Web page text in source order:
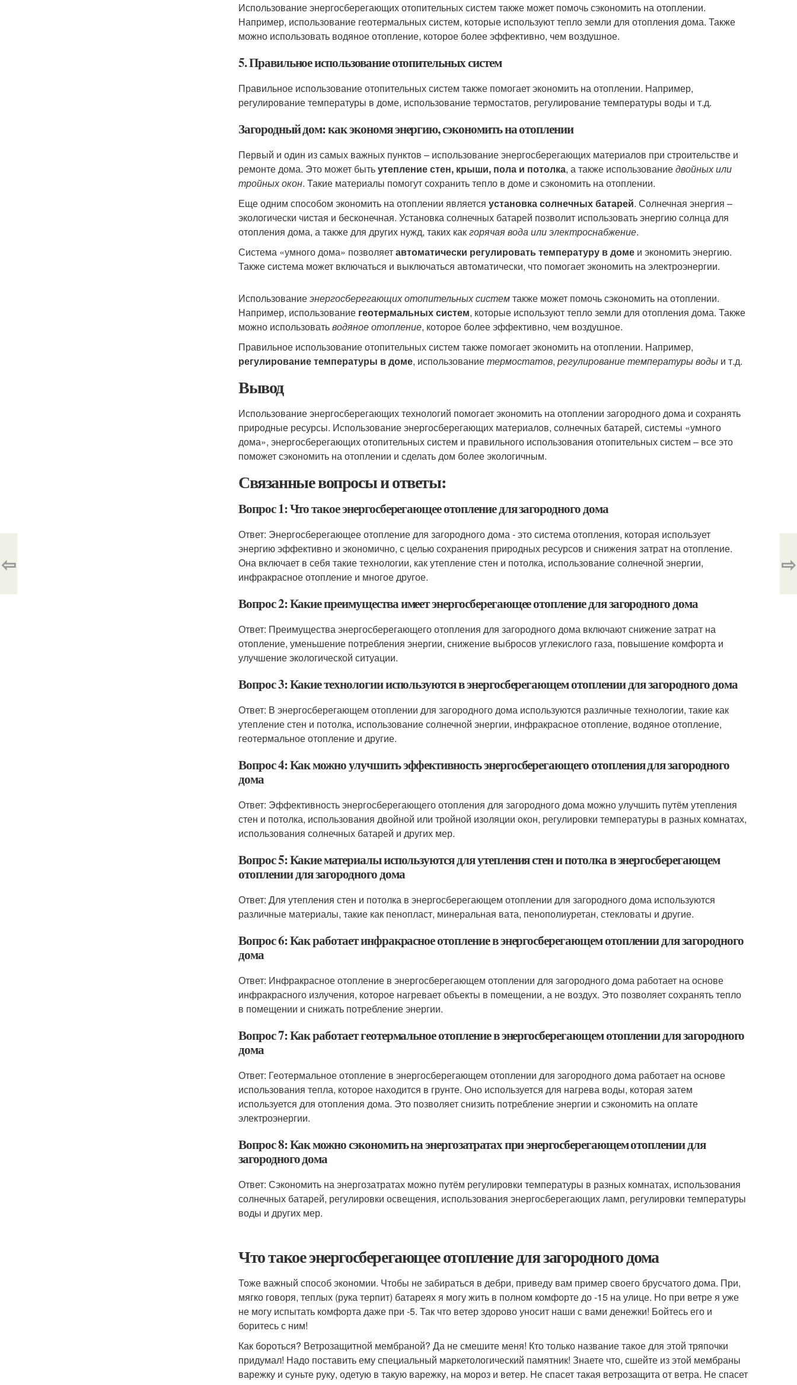
Использование энергосберегающих отопительных систем также может помочь сэкономить на отоплении.
Например, использование геотермальных систем, которые используют тепло земли для отопления дома. Также
можно использовать водяное отопление, которое более эффективно, чем воздушное.
5. Правильное использование отопительных систем
Правильное использование отопительных систем также помогает экономить на отоплении. Например,
регулирование температуры в доме, использование термостатов, регулирование температуры воды и т.д.
Загородный дом: как экономя энергию, сэкономить на отоплении
Первый и один из самых важных пунктов – использование энергосберегающих материалов при строительстве и
ремонте дома. Это может бытьутепление стен, крыши, пола и потолка, а также использованиедвойных или
тройных окон. Такие материалы помогут сохранить тепло в доме и сэкономить на отоплении.
Еще одним способом экономить на отоплении является установка солнечных батарей. Солнечная энергия –
экологически чистая и бесконечная. Установка солнечных батарей позволит использовать энергию солнца для
отопления дома, а также для других нужд, таких какгорячая вода или электроснабжение.
Система «умного дома» позволяетавтоматически регулировать температуру в доме и экономить энергию.
Также система может включаться и выключаться автоматически, что помогает экономить на электроэнергии.
Использованиеэнергосберегающих отопительных системтакже может помочь сэкономить на отоплении.
Например, использование геотермальных систем, которые используют тепло земли для отопления дома. Также
можно использоватьводяное отопление, которое более эффективно, чем воздушное.
Правильное использование отопительных систем также помогает экономить на отоплении. Например,
регулирование температуры в доме, использованиетермостатов, регулирование температуры воды и т.д.
Вывод
Использование энергосберегающих технологий помогает экономить на отоплении загородного дома и сохранять
природные ресурсы. Использование энергосберегающих материалов, солнечных батарей, системы «умного
дома», энергосберегающих отопительных систем и правильного использования отопительных систем – все это
поможет сэкономить на отоплении и сделать дом более экологичным.
Связанные вопросы и ответы:
Вопрос 1: Что такое энергосберегающее отопление для загородного дома
Ответ: Энергосберегающее отопление для загородного дома - это система отопления, которая использует
энергию эффективно и экономично, с целью сохранения природных ресурсов и снижения затрат на отопление.
Она включает в себя такие технологии, как утепление стен и потолка, использование солнечной энергии,
инфракрасное отопление и многое другое.
Вопрос 2: Какие преимущества имеет энергосберегающее отопление для загородного дома
Ответ: Преимущества энергосберегающего отопления для загородного дома включают снижение затрат на
отопление, уменьшение потребления энергии, снижение выбросов углекислого газа, повышение комфорта и
улучшение экологической ситуации.
Вопрос 3: Какие технологии используются в энергосберегающем отоплении для загородного дома
Ответ: В энергосберегающем отоплении для загородного дома используются различные технологии, такие как
утепление стен и потолка, использование солнечной энергии, инфракрасное отопление, водяное отопление,
геотермальное отопление и другие.
Вопрос 4: Как можно улучшить эффективность энергосберегающего отопления для загородного
дома
Ответ: Эффективность энергосберегающего отопления для загородного дома можно улучшить путём утепления
стен и потолка, использования двойной или тройной изоляции окон, регулировки температуры в разных комнатах,
использования солнечных батарей и других мер.
Вопрос 5: Какие материалы используются для утепления стен и потолка в энергосберегающем
отоплении для загородного дома
Ответ: Для утепления стен и потолка в энергосберегающем отоплении для загородного дома используются
различные материалы, такие как пенопласт, минеральная вата, пенополиуретан, стекловаты и другие.
Вопрос 6: Как работает инфракрасное отопление в энергосберегающем отоплении для загородного
дома
Ответ: Инфракрасное отопление в энергосберегающем отоплении для загородного дома работает на основе
инфракрасного излучения, которое нагревает объекты в помещении, а не воздух. Это позволяет сохранять тепло
в помещении и снижать потребление энергии.
Вопрос 7: Как работает геотермальное отопление в энергосберегающем отоплении для загородного
дома
Ответ: Геотермальное отопление в энергосберегающем отоплении для загородного дома работает на основе
использования тепла, которое находится в грунте. Оно используется для нагрева воды, которая затем
используется для отопления дома. Это позволяет снизить потребление энергии и сэкономить на оплате
электроэнергии.
Вопрос 8: Как можно сэкономить на энергозатратах при энергосберегающем отоплении для
загородного дома
Ответ: Сэкономить на энергозатратах можно путём регулировки температуры в разных комнатах, использования
солнечных батарей, регулировки освещения, использования энергосберегающих ламп, регулировки температуры
воды и других мер.
Что такое энергосберегающее отопление для загородного дома
Тоже важный способ экономии. Чтобы не забираться в дебри, приведу вам пример своего брусчатого дома. При,
мягко говоря, теплых (рука терпит) батареях я могу жить в полном комфорте до -15 на улице. Но при ветре я уже
не могу испытать комфорта даже при -5. Так что ветер здорово уносит наши с вами денежки! Бойтесь его и
боритесь с ним!
Как бороться? Ветрозащитной мембраной? Да не смешите меня! Кто только название такое для этой тряпочки
придумал! Надо поставить ему специальный маркетологический памятник! Знаете что, сшейте из этой мембраны
варежку и суньте руку, одетую в такую варежку, на мороз и ветер. Не спасет такая ветрозащита от ветра. Не спасет
⇦ ⇨